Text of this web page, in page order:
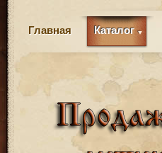
Главная Каталог